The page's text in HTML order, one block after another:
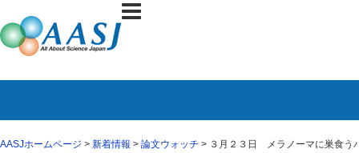
AASJホームページ > 新着情報 > 論文ウォッチ > ３月２３日 メラノーマに巣食う